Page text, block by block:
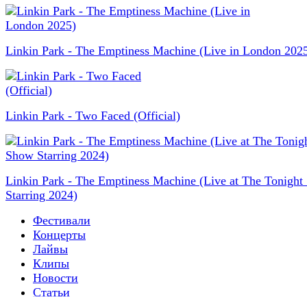
Linkin Park - The Emptiness Machine (Live in London
Linkin Park - Two Faced (Official)
Linkin Park - The Emptiness Machine (Live at The Tonight
Starring 2024)
Фестивали
Концерты
Лайвы
Клипы
Новости
Статьи